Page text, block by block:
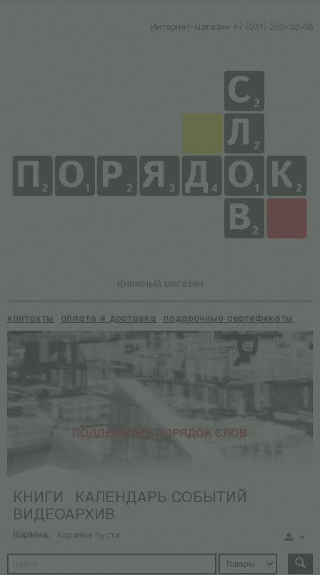
Интернет-магазин +7 (931) 252-92-60
Книжный магазин
контакты оплата и доставка подарочные сертификаты
КНИГИ
КАЛЕНДАРЬ СОБЫТИЙ
ВИДЕОАРХИВ
Корзина: Корзина пуста